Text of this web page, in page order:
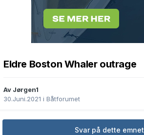
Eldre Boston Whaler outrage
Av Jørgen1
30.Juni.2021 i Båtforumet
Svar på dette emnet